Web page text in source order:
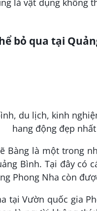
là vật dụng không
bỏ qua tại
Bàng là một trong
Bình. Tại đây có
Phong Nha còn
tại Vườn quốc gia